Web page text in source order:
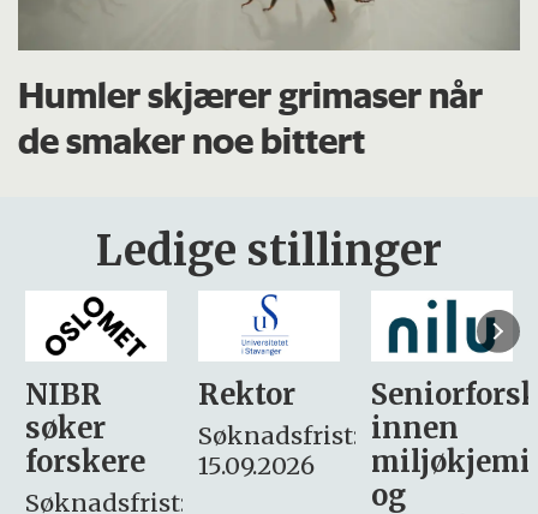
Humler skjærer grimaser når
de smaker noe bittert
Ledige stillinger
Rektor
Søknadsfrist:
15.09.2026
Seniorforsker
innen
miljøkjemi
søker
– fast